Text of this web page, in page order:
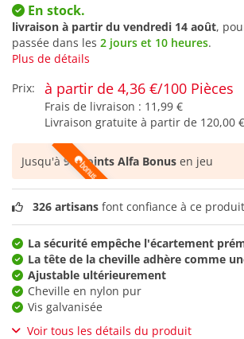
En stock.
livraison à partir du vendredi 14 août,
passée dans les 2 jours et 10 heures.
Plus de détails
Prix:
à partir de 4,36 €/100 Pièces
Frais de livraison : 11,99 €
Livraison gratuite à partir de 120,00 €
Jusqu'à98 points Alfa Bonus en jeu
326 artisans font confiance à ce
La sécurité empêche l'écartement
La tête de la cheville adhère comme
Ajustable ultérieurement
Cheville en nylon pur
Vis galvanisée
Voir tous les détails du produit